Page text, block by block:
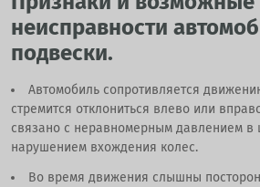
неисправности
подвески.
Автомобиль сопротивляется
стремится отклониться влево или
связано с неравномерным давлением в
нарушением вхождения колес.
Во время движения слышны